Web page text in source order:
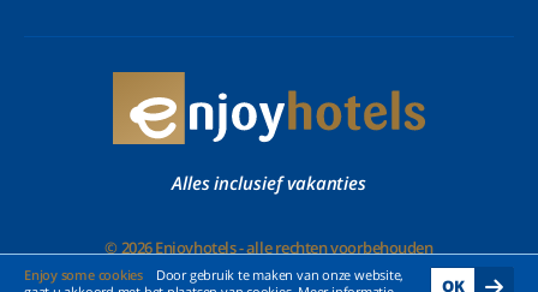
Enjoy some cookies
Door gebruik te maken van onze website,
OK
Alles inclusief vakanties
© 2026 Enjoyhotels - alle rechten voorbehouden